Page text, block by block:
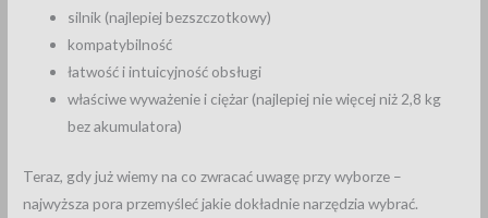
silnik (najlepiej bezszczotkowy)
kompatybilność
łatwość i intuicyjność obsługi
właściwe wyważenie i ciężar (najlepiej nie więcej niż 2,8 kg
bez akumulatora)
Teraz, gdy już wiemy na co zwracać uwagę przy wyborze –
najwyższa pora przemyśleć jakie dokładnie narzędzia wybrać.